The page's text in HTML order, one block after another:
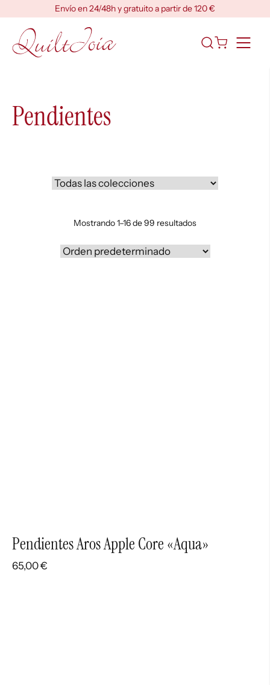
content
Envío en 24/48h y gratuito a partir de 120 €
Abrir
Pendientes
Mostrando 1–16 de 99 resultados
Pendientes Aros Apple Core «Aqua»
65,00€